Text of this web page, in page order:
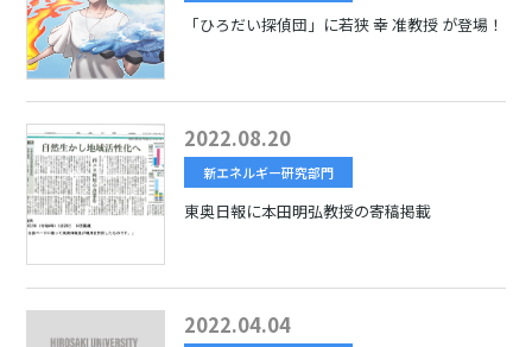
「ひろだい探偵団」に若狭 幸 准教授 が登場！
2022.08.20
新エネルギー研究部門
東奥日報に本田明弘教授の寄稿掲載
2022.04.04